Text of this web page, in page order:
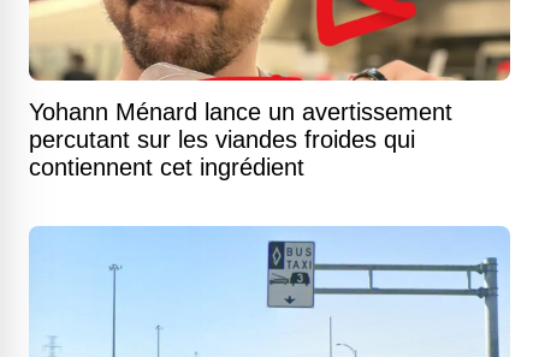
Yohann Ménard lance un avertissement
percutant sur les viandes froides qui
contiennent cet ingrédient